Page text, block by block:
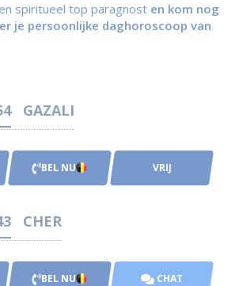
spiritueel top paragnost en kom nog
je persoonlijke daghoroscoop van
GAZALI
BEL NU VRIJ
CHER
BEL NU CHAT